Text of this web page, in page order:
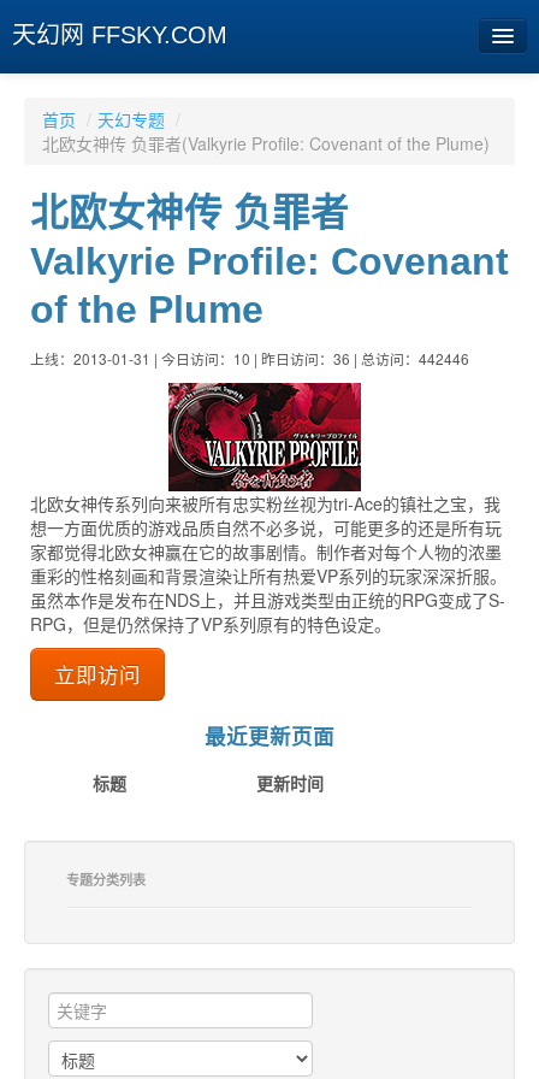
天幻网 FFSKY.COM
周边
娱乐
专题
相册
[登陆] [注册]
首页 / 天幻专题 /
北欧女神传 负罪者(Valkyrie Profile: Covenant of the Plume)
北欧女神传 负罪者
Valkyrie Profile: Covenant
of the Plume
上线：2013-01-31 | 今日访问：10 | 昨日访问：36 | 总访问：442446
北欧女神传系列向来被所有忠实粉丝视为tri-Ace的镇社之宝，我
想一方面优质的游戏品质自然不必多说，可能更多的还是所有玩
家都觉得北欧女神赢在它的故事剧情。制作者对每个人物的浓墨
重彩的性格刻画和背景渲染让所有热爱VP系列的玩家深深折服。
虽然本作是发布在NDS上，并且游戏类型由正统的RPG变成了S-
RPG，但是仍然保持了VP系列原有的特色设定。
立即访问
最近更新页面
标题
更新时间
专题分类列表